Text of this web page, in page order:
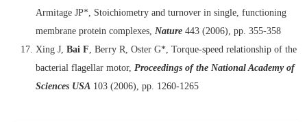
Armitage JP*, Stoichiometry and turnover in single, functioning
membrane protein complexes, Nature 443 (2006), pp. 355-358
Xing J, Bai F, Berry R, Oster G*, Torque-speed relationship of the
bacterial flagellar motor, Proceedings of the National Academy of
Sciences USA 103 (2006), pp. 1260-1265